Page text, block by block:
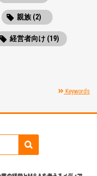
親族 (2)
経営者向け (19)
Keywords